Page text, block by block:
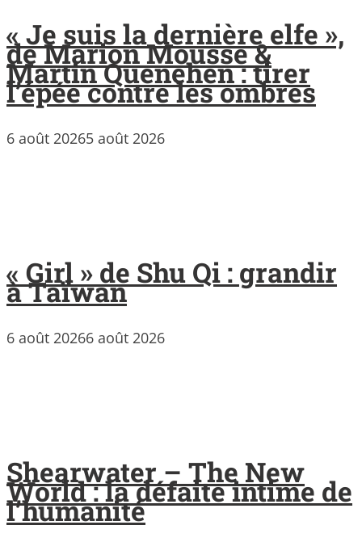
« Je suis la dernière elfe »,
de Marion Mousse &
Martin Quenehen : tirer
l’épée contre les ombres
6 août 20265 août 2026
« Girl » de Shu Qi : grandir
à Taïwan
6 août 20266 août 2026
Shearwater – The New
World : la défaite intime de
l’humanité